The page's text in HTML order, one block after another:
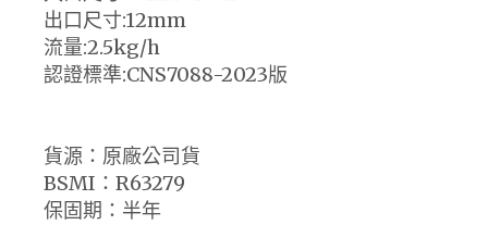
出口尺寸:12mm
流量:2.5kg/h
認證標準:CNS7088-2023版
貨源：原廠公司貨
BSMI：R63279
保固期：半年